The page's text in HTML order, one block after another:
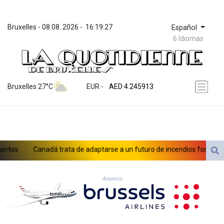
Bruxelles - 08.08. 2026 - 16:19:27 Español
6 Idiomas
Bruxelles 27°C EUR -
ZWL 372.275202
AED 4.245913
AFN 76.887634
ARS 1724.882567
AUD 1.638747
AZN 1.97002
BAM 1.955776
BBD 2.321671
BDT 142.688227
Canadá trata de adaptarse a un futuro de incendios forestales
Anuncio